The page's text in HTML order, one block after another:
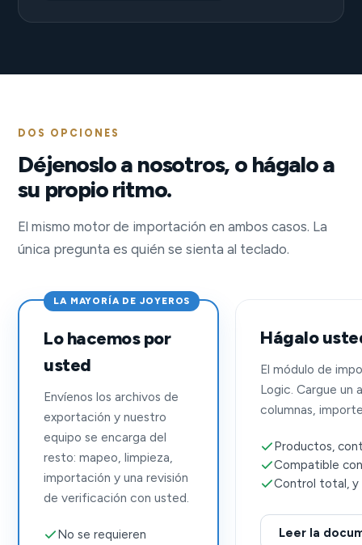
DOS OPCIONES
Déjenoslo a nosotros, o hágalo a
su propio ritmo.
El mismo motor de importación en ambos casos. La
única pregunta es quién se sienta al teclado.
LA MAYORÍA DE JOYEROS
Lo hacemos por
usted
Envíenos los archivos de
exportación y nuestro
equipo se encarga del
resto: mapeo, limpieza,
importación y una revisión
de verificación con usted.
No se requieren
Hágalo
El módulo de
Logic. Cargue un
columnas,
Productos,
Compatible con
Control total, y
Leer la